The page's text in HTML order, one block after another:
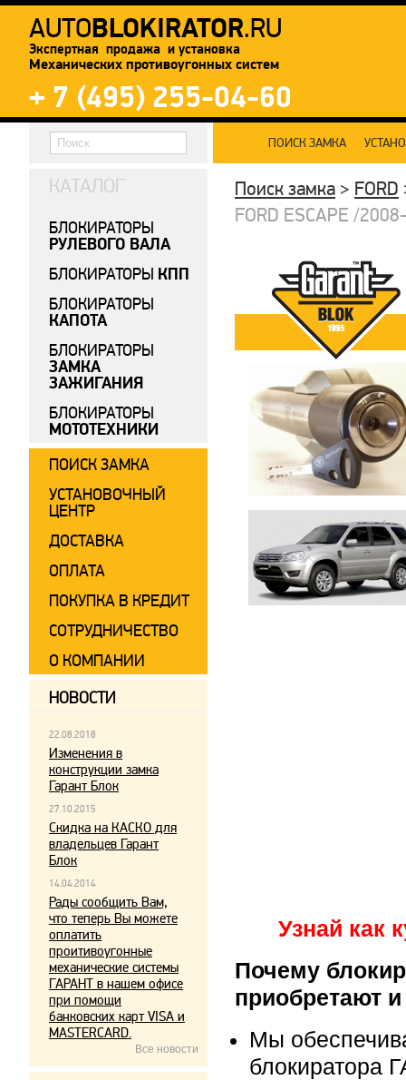
AUTOBLOKIRATOR.RU
Экспертная продажа и установка
Механических противоугонных систем
+ 7 (495) 255-04-60
ПОИСК ЗАМКА
Поиск замка > FORD
FORD ESCAPE /
Узнай как
Почему
приобретают
Мы
блокиратора
КАТАЛОГ
БЛОКИРАТОРЫ
РУЛЕВОГО ВАЛА
БЛОКИРАТОРЫ КПП
БЛОКИРАТОРЫ
КАПОТА
БЛОКИРАТОРЫ
ЗАМКА
ЗАЖИГАНИЯ
БЛОКИРАТОРЫ
МОТОТЕХНИКИ
ПОИСК ЗАМКА
УСТАНОВОЧНЫЙ
ЦЕНТР
ДОСТАВКА
ОПЛАТА
ПОКУПКА В КРЕДИТ
СОТРУДНИЧЕСТВО
О КОМПАНИИ
НОВОСТИ
22.08.2018
Изменения в
конструкции замка
Гарант Блок
27.10.2015
Скидка на КАСКО для
владельцев Гарант
Блок
14.04.2014
Рады сообщить Вам,
что теперь Вы можете
оплатить
проитивоугонные
механические системы
ГАРАНТ в нашем офисе
при помощи
банковских карт VISA и
MASTERCARD.
Все новости